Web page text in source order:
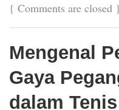
{ Comments are closed }
Mengenal
Gaya
dalam